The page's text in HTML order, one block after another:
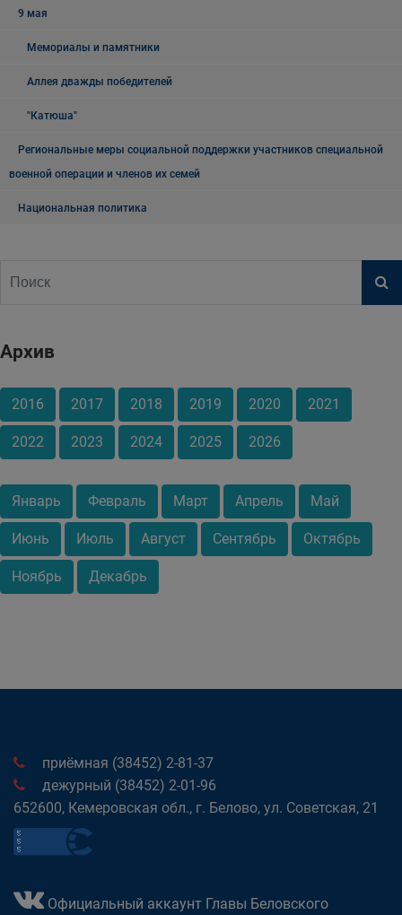
9 мая
Мемориалы и памятники
Аллея дважды победителей
"Катюша"
Региональные меры социальной поддержки участников специальной
военной операции и членов их семей
Национальная политика
Архив
2016 2017 2018 2019 2020 2021
2022 2023 2024 2025 2026
Январь Февраль Март Апрель Май
Июнь Июль Август Сентябрь Октябрь
Ноябрь Декабрь
приёмная (38452) 2-81-37
дежурный (38452) 2-01-96
652600, Кемеровская обл., г. Белово, ул. Советская, 21
Официальный аккаунт Главы Беловского